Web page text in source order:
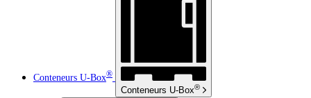
Conteneurs U-Box®
Conteneurs U-Box®